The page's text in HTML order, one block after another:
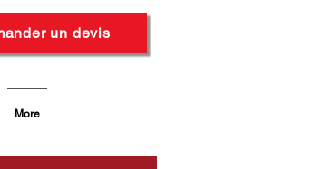
un devis
More